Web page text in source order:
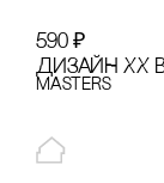
590 ₽
ДИЗАЙН XX
Masters